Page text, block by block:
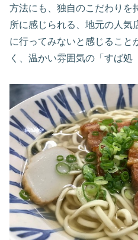
方法にも、独自のこだわりを
所に感じられる、地元の人気
に行ってみないと感じること
く、温かい雰囲気の「すば処